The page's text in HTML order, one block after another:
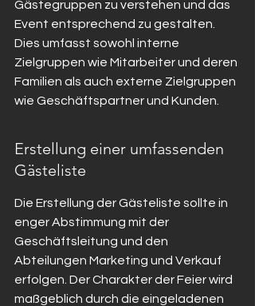
Gästegruppen zu verstehen und das
Event entsprechend zu gestalten.
Dies umfasst sowohl interne
Zielgruppen wie Mitarbeiter und deren
Familien als auch externe Zielgruppen
wie Geschäftspartner und Kunden.
Erstellung einer umfassenden
Gästeliste
Die Erstellung der Gästeliste sollte in
enger Abstimmung mit der
Geschäftsleitung und den
Abteilungen Marketing und Verkauf
erfolgen. Der Charakter der Feier wird
maßgeblich durch die eingeladenen